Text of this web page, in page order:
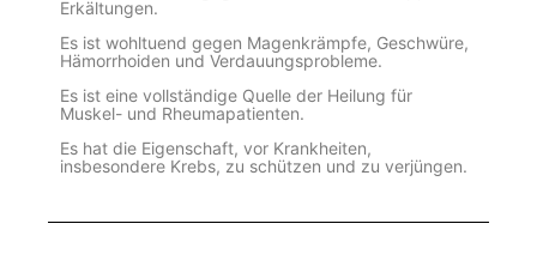
Erkältungen.
Es ist wohltuend gegen Magenkrämpfe, Geschwüre,
Hämorrhoiden und Verdauungsprobleme.
Es ist eine vollständige Quelle der Heilung für
Muskel- und Rheumapatienten.
Es hat die Eigenschaft, vor Krankheiten,
insbesondere Krebs, zu schützen und zu verjüngen.